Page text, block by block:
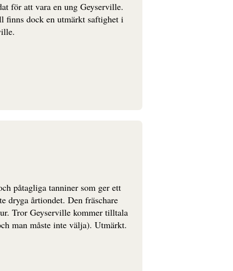
för att vara en ung Geyserville.
finns dock en utmärkt saftighet i
påtagliga tanniner som ger ett
dryga årtiondet. Den fräschare
Tror Geyserville kommer tilltala
man måste inte välja). Utmärkt.